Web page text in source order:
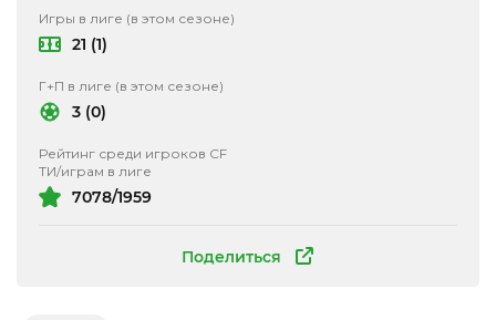
Поделиться
Игры в лиге (в этом сезоне)
21 (1)
Г+П в лиге (в этом сезоне)
3 (0)
Рейтинг среди игроков CF
ТИ/играм в лиге
7078/1959